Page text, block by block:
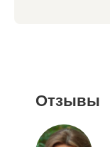
Отзывы